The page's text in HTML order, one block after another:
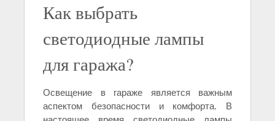
Как выбрать
светодиодные лампы
для гаража?
Освещение в гараже является важным
аспектом безопасности и комфорта. В